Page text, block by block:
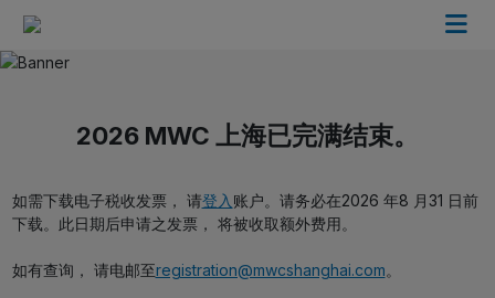
2026 MWC 上海已完满结束。
如需下载电子税收发票， 请登入账户。请务必在2026 年8 月31 日前
下载。此日期后申请之发票， 将被收取额外费用。
如有查询， 请电邮至registration@mwcshanghai.com。